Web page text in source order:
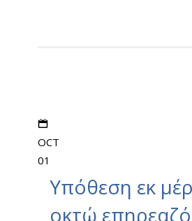
OCT
01
Υπόθεση εκ
οκτώ